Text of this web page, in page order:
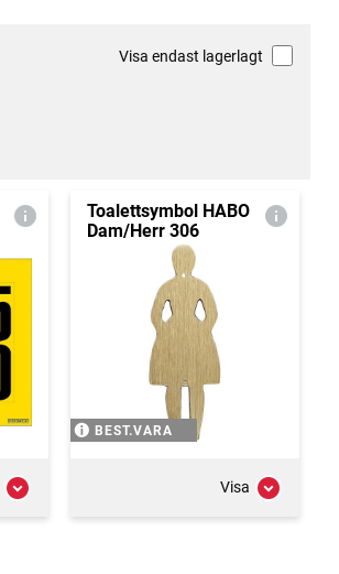
Visa endast lagerlagt
Toalettsymbol HABO
Dam/Herr 306
BEST.VARA
Visa